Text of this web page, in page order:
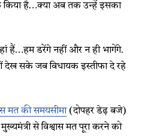
किया है…क्या अब तक उन्हें इसका
हैं…हम डरेंगे नहीं और न ही भागेंगे.
देख सके जब विधायक इस्तीफा दे रहे
मत की समयसीमा(दोपहर डेढ़ बजे)
से विश्वास मत पूरा करने को